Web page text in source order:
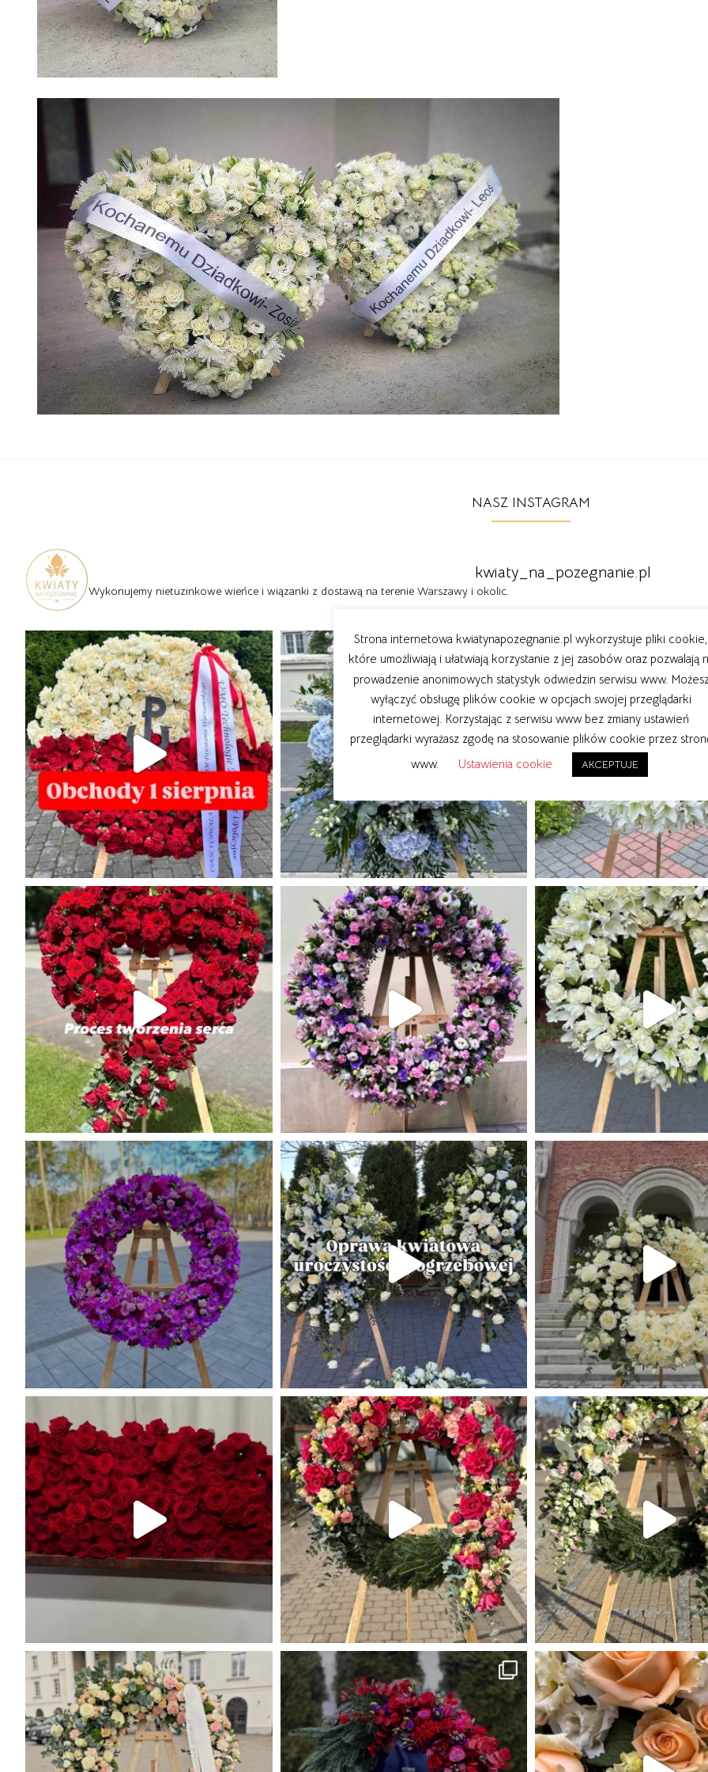
NASZ INSTAGRAM
kwiaty_na_pozegnanie.pl
Wykonujemy nietuzinkowe wieńce i wiązanki z dostawą na terenie Warszawy i okolic.
Strona internetowa kwiatynapozegnanie.pl wykorzystuje pliki cookie,
które umożliwiają i ułatwiają korzystanie z jej zasobów oraz pozwalają
prowadzenie anonimowych statystyk odwiedzin serwisu www.
wyłączyć obsługę plików cookie w opcjach swojej przeglądarki
internetowej. Korzystając z serwisu www bez zmiany ustawień
przeglądarki wyrażasz zgodę na stosowanie plików cookie przez
www.
Ustawienia cookie AKCEPTUJE